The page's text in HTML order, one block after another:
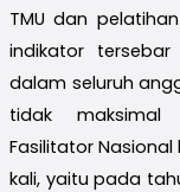
TMU dan
indikator
dalam seluruh
tidak maksimal
Fasilitator Nasional
kali, yaitu pada